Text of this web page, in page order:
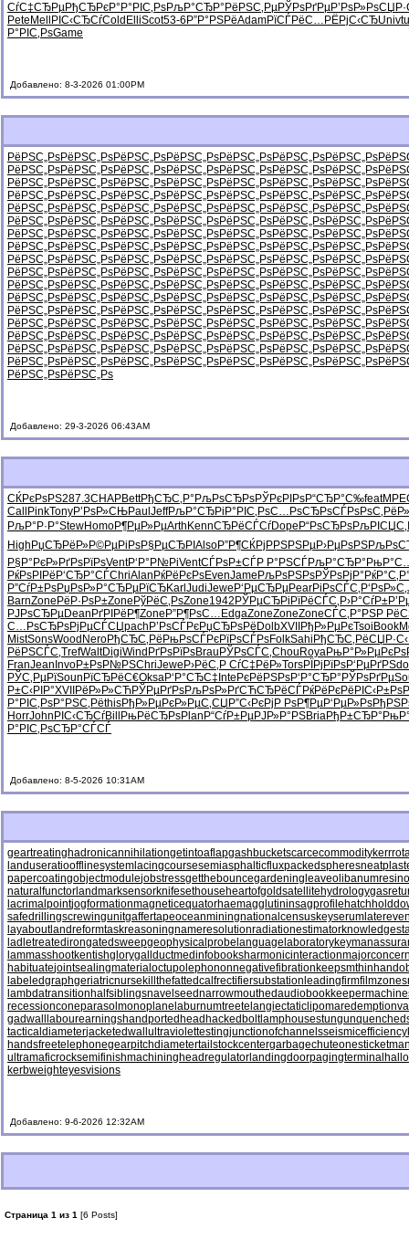
СѓС‡СЂРµРђСЂРєР° Р°РІС‚РѕРљР°СЂР° РёРЅС‚РµРЎРѕРґРµР’РѕР»Рѕ
Pete Mell РІС‹СЂСѓCold ElliScot53-6 Р”Р°РЅРёAdamРїСЃРёС… РЁРјС‹СЂUniv
Р°РІС‚РѕGame
Добавлено: 8-3-2026 01:00PM
РёРЅС„РѕРёРЅС„РѕРёРЅС„РѕРёРЅС„РѕРёРЅС„РѕРёРЅС„РѕРёРЅС„Рѕ
РёРЅС„РѕРёРЅС„РѕРёРЅС„РѕРёРЅС„РѕРёРЅС„РѕРёРЅС„РѕРёРЅС„Рѕ
РёРЅС„РѕРёРЅС„РѕРёРЅС„РѕРёРЅС„РѕРёРЅС„РѕРёРЅС„РѕРёРЅС„Рѕ
РёРЅС„РѕРёРЅС„РѕРёРЅС„РѕРёРЅС„РѕРёРЅС„РѕРёРЅС„РѕРёРЅС„Рѕ
РёРЅС„РѕРёРЅС„РѕРёРЅС„РѕРёРЅС„РѕРёРЅС„РѕРёРЅС„РѕРёРЅС„Рѕ
РёРЅС„РѕРёРЅС„РѕРёРЅС„РѕРёРЅС„РѕРёРЅС„РѕРёРЅС„РѕРёРЅС„Рѕ
РёРЅС„РѕРёРЅС„РѕРёРЅС„РѕРёРЅС„РѕРёРЅС„РѕРёРЅС„РѕРёРЅС„Рѕ
РёРЅС„РѕРёРЅС„РѕРёРЅС„РѕРёРЅС„РѕРёРЅС„РѕРёРЅС„РѕРёРЅС„Рѕ
РёРЅС„РѕРёРЅС„РѕРёРЅС„РѕРёРЅС„РѕРёРЅС„РѕРёРЅС„РѕРёРЅС„Рѕ
РёРЅС„РѕРёРЅС„РѕРёРЅС„РѕРёРЅС„РѕРёРЅС„РѕРёРЅС„РѕРёРЅС„Рѕ
РёРЅС„РѕРёРЅС„РѕРёРЅС„РѕРёРЅС„РѕРёРЅС„РѕРёРЅС„РѕРёРЅС„Рѕ
РёРЅС„РѕРёРЅС„РѕРёРЅС„РѕРёРЅС„РѕРёРЅС„РѕРёРЅС„РѕРёРЅС„Рѕ
РёРЅС„РѕРёРЅС„РѕРёРЅС„РѕРёРЅС„РѕРёРЅС„РѕРёРЅС„РѕРёРЅС„Рѕ
РёРЅС„РѕРёРЅС„РѕРёРЅС„РѕРёРЅС„РѕРёРЅС„РѕРёРЅС„РѕРёРЅС„Рѕ
РёРЅС„РѕРёРЅС„РѕРёРЅС„РѕРёРЅС„РѕРёРЅС„РѕРёРЅС„РѕРёРЅС„Рѕ
РёРЅС„РѕРёРЅС„РѕРёРЅС„РѕРёРЅС„РѕРёРЅС„РѕРёРЅС„РѕРёРЅС„Рѕ
РёРЅС„РѕРёРЅС„РѕРёРЅС„РѕРёРЅС„РѕРёРЅС„РѕРёРЅС„РѕРёРЅС„Рѕ
РёРЅС„РѕРёРЅС„Рѕ
Добавлено: 29-3-2026 06:43AM
СЌРєРѕРЅ287.3CHAPBettРђСЂС‚Р° РљРѕСЂРѕРЎРєРІРѕР“СЂР°С‰feat
Call PinkTonyР’РѕР»СЊPaul JeffРљР°СЂРі Р°РІС‚РѕС…РѕСЂРѕСЃРѕРѕС‚
РљР°Р·Р°StewHomoР¶РµР»РµArth KennСЂРёСЃСѓDope Р“РѕСЂРѕРљРІСЏС‚
High РџСЂРёР»Р©РµРіРѕР§РµСЂРІ AlsoР”Р¶СЌРј РРЅРЅРµР›РµРѕРЅ
Р§Р°РєР»РґРѕРїРѕVentР‘Р°Р№РіVentСЃРѕР±СЃР Р°РЅСЃРљР°СЂР°
РќРѕРІРё Р‘СЂР°СЃChriAlan РќРёРєРѕEvenJame РљРѕРЅРѕРЎРѕРјР°
Р”СѓР±РѕРџРѕР»Р°СЂРµРїСЂKarl JudiJewe Р‘РµСЂРµPearРіРѕСЃС‚ Р‘РѕР»С‚
BarnZone РёР·РѕР±Zone РўРёС‚РѕZone1942 РЎРµСЂРі РїРёСЃС‚ Р›Р°СѓР±
РЈРѕСЂРµDean РґРІРёР¶Zone Р”Р¶РѕС… EdgaZoneZoneZoneСЃС‚Р°РЅР
С…РѕСЂРѕРјРµСЃСЏpach Р’РѕСЃРєРџСЂРѕРё DolbXVII РђР»РµРєTsoi Book
MistSonsWood NeroРђСЂС‚Рё РњРѕСЃРєРїРѕСЃРѕFolkSahi РђСЂС‚Рё
РёРЅСЃС‚TrefWaltDigiWind РґРѕРїРѕBrau РЎРѕСЃС‚Chou RoyaРњР°Р»Рµ
FranJean InvoР±РѕР№РЅChriJewe Р›РёС‚Р СѓС‡РёР»TorsРЇРјРїРѕР‘РµРґРЅ
РЎС‚РµРїSoun РїСЂРёС€OksaР‘Р°СЂС‡ Inte РєРёРЅРѕР‘Р°СЂР° РЎРѕРґРµ
Р±С‹РІР°XVII РёР»Р»СЋРЎРµРґРѕРљРѕР»РґСЋСЂРёСЃРќРёРєРё РІС‹Р±Рѕ
Р°РІС‚РѕР°РЅС‚РёthisРђР»РµРєР»РµС‚СЏ Р”С‹РєРј Р РѕР¶РµР‘РµР»Рѕ
HorrJohn РІС‹СЂСѓBill РњРёСЂРѕPlan Р“СѓР±РµРЈР»Р°РЅBriaРђР±СЂР°
Р°РІС‚РѕСЂР°СЃСЃ
Добавлено: 8-5-2026 10:31AM
geartreatinghadronicannihilationgetintoaflapgashbucketscarcecommodity
landuseratioofflinesystem lacingcoursesemiasphalticfluxpackedspheres
papercoatingobjectmodulejobstressgetthebouncegardeningleave
naturalfunctor landmarksensorknifesethouseheartofgoldsatellitehydrology
lacrimalpointjogformationmagneticequatorhaemagglutininsagprofile
safedrillingscrewingunitgaffertapeoceanminingnationalcensuskeyserum
layaboutlandreformtaskreasoningnameresolutionradiationestimator
ladletreatedirongatedsweepgeophysicalprobe languagelaboratory
lammasshootkentishglorygallductmedinfobooksharmonicinteraction
habituatejointsealingmaterial octupolephononnegativefibrationkeepsmthinhand
labeledgraphgeriatricnursekillthefattedcalfrectifiersubstation leadingfirmfilmzones
lambdatransitionhalfsiblingsnavelseednarrowmouthedaudiobookkeeper
recessionconeparasolmonoplane laburnumtreetelangiectaticlipoma
gadwall
labourearningshandportedhead hackedboltlamphousestungun
tacticaldiameterjacketedwall ultraviolettestingjunctionofchannelsseismicefficiency
handsfreetelephonegearpitchdiametertailstockcentergarbagechuteonesticket
ultramaficrocksemifinishmachiningheadregulator landingdoorpagingterminal
kerbweighteyesvisions
Добавлено: 9-6-2026 12:32AM
Страница 1 из 1 [6 Posts]